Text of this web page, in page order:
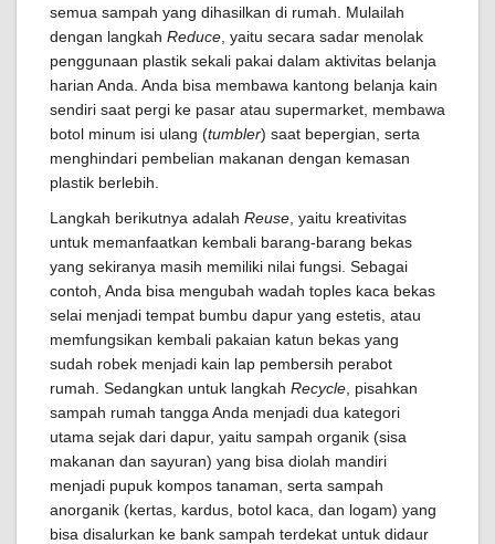
semua sampah yang dihasilkan di rumah. Mulailah
dengan langkah Reduce , yaitu secara sadar menolak
penggunaan plastik sekali pakai dalam aktivitas belanja
harian Anda. Anda bisa membawa kantong belanja kain
sendiri saat pergi ke pasar atau supermarket, membawa
botol minum isi ulang (tumbler) saat bepergian, serta
menghindari pembelian makanan dengan kemasan
plastik berlebih.
Langkah berikutnya adalah Reuse , yaitu kreativitas
untuk memanfaatkan kembali barang-barang bekas
yang sekiranya masih memiliki nilai fungsi. Sebagai
contoh, Anda bisa mengubah wadah toples kaca bekas
selai menjadi tempat bumbu dapur yang estetis, atau
memfungsikan kembali pakaian katun bekas yang
sudah robek menjadi kain lap pembersih perabot
rumah. Sedangkan untuk langkah Recycle , pisahkan
sampah rumah tangga Anda menjadi dua kategori
utama sejak dari dapur, yaitu sampah organik (sisa
makanan dan sayuran) yang bisa diolah mandiri
menjadi pupuk kompos tanaman, serta sampah
anorganik (kertas, kardus, botol kaca, dan logam) yang
bisa disalurkan ke bank sampah terdekat untuk didaur